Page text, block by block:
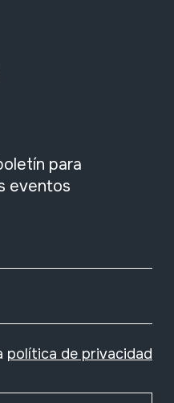
para
eventos
política de privacidad